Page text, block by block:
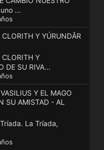
...
Y YÚRUNDÂR
CLORITH Y
DE SU RIVA...
Y EL MAGO
SU AMISTAD - AL
La Tríada,